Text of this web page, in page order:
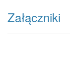
Załączniki